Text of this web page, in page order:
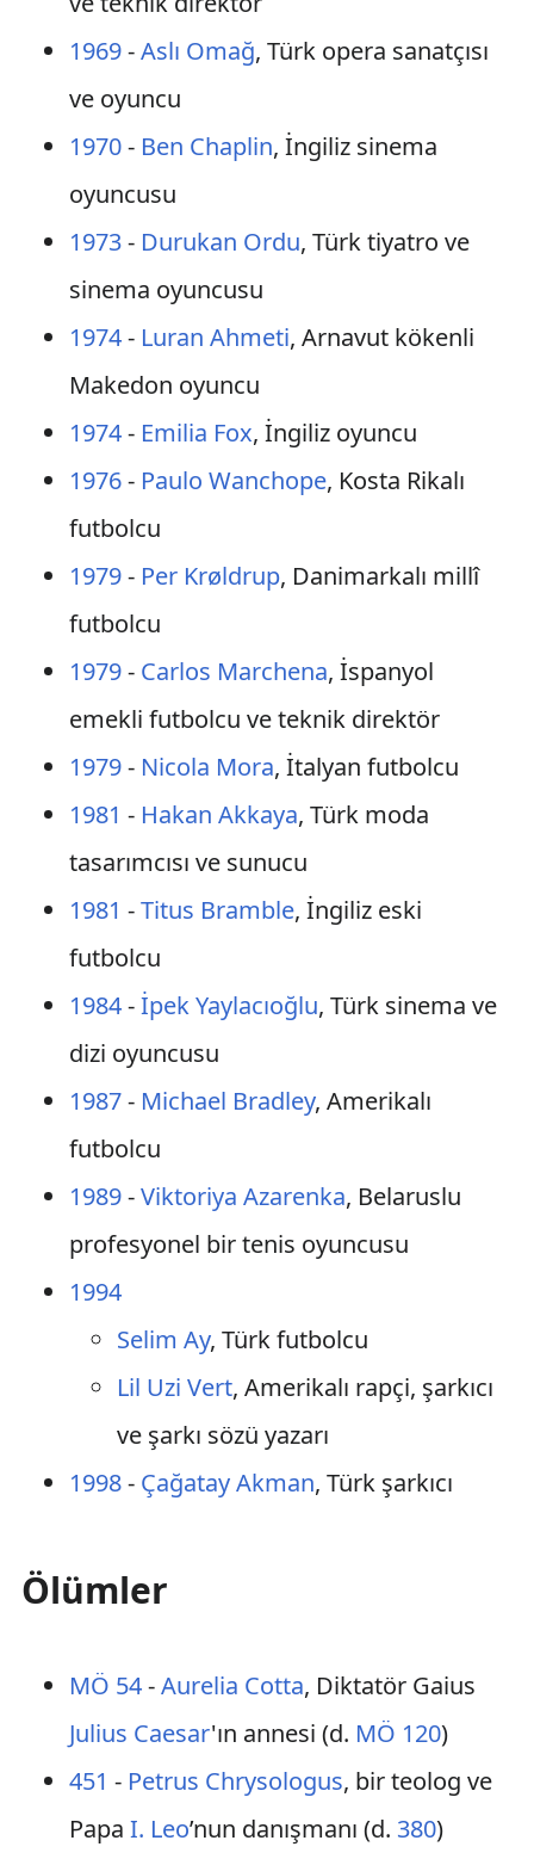
1969-Aslı Omağ, Türk opera sanatçısı
ve oyuncu
1970- Ben Chaplin, İngiliz sinema
oyuncusu
1973- Durukan Ordu, Türk tiyatro ve
sinema oyuncusu
1974- Luran Ahmeti, Arnavut kökenli
Makedon oyuncu
1974- Emilia Fox, İngiliz oyuncu
1976- Paulo Wanchope, Kosta Rikalı
futbolcu
1979- Per Krøldrup, Danimarkalı millî
futbolcu
1979- Carlos Marchena, İspanyol
emekli futbolcu ve teknik direktör
1979- Nicola Mora, İtalyan futbolcu
1981 - Hakan Akkaya, Türk moda
tasarımcısı ve sunucu
1981 -Titus Bramble, İngiliz eski
futbolcu
1984-İpek Yaylacıoğlu, Türk sinema ve
dizi oyuncusu
1987- Michael Bradley, Amerikalı
futbolcu
1989-Viktoriya Azarenka, Belaruslu
profesyonel bir tenis oyuncusu
1994
Selim Ay, Türk futbolcu
Lil Uzi Vert, Amerikalı rapçi, şarkıcı
ve şarkı sözü yazarı
1998- Çağatay Akman, Türk şarkıcı
Ölümler
MÖ 54-Aurelia Cotta, Diktatör Gaius
Julius Caesar'ın annesi (d. MÖ 120)
451 - Petrus Chrysologus, bir teolog ve
Papa I. Leo’nun danışmanı (d. 380)